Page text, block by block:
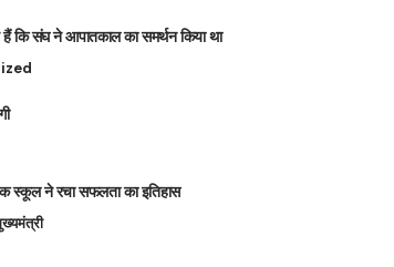
कि संघ ने आपातकाल का समर्थन किया था
स्कूल ने रचा सफलता का इतिहास